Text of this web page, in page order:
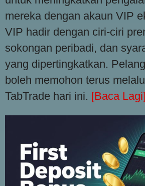
mereka dengan akaun VIP
VIP hadir dengan ciri-ciri
sokongan peribadi, dan
yang dipertingkatkan.
boleh memohon terus
TabTrade hari ini. [Baca Lagi]